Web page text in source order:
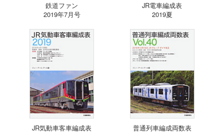
鉄道ファン
2019年7月号
JR電車編成表
2019夏
JR気動車客車編成表
普通列車編成両数表